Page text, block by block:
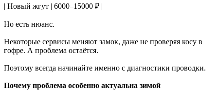
| Новый жгут | 6000–15000 ₽ |
Но есть нюанс.
Некоторые сервисы меняют замок, даже не проверяя косу в
гофре. А проблема остаётся.
Поэтому всегда начинайте именно с диагностики проводки.
Почему проблема особенно актуальна зимой